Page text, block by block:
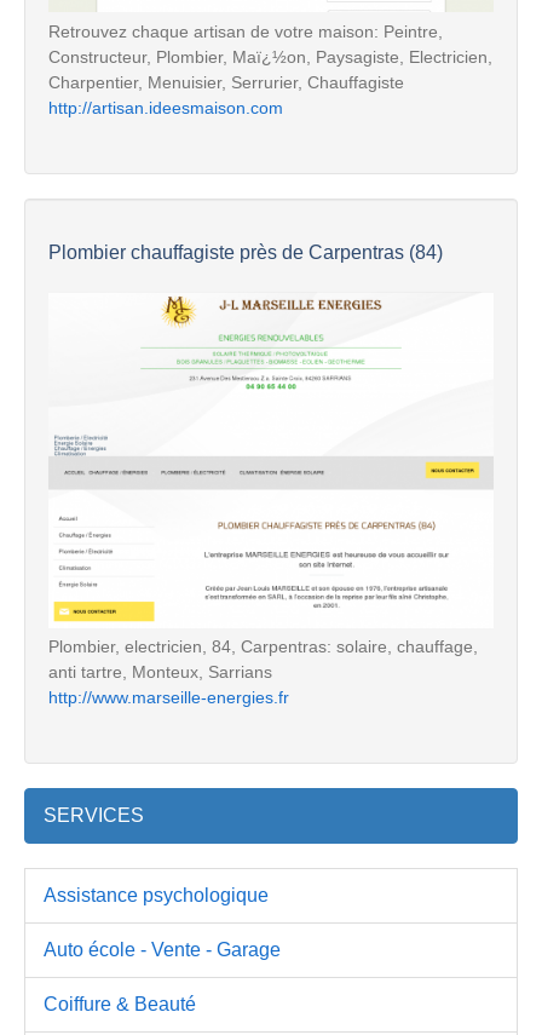
Retrouvez chaque artisan de votre maison: Peintre,
Constructeur, Plombier, Maï¿½on, Paysagiste, Electricien,
Charpentier, Menuisier, Serrurier, Chauffagiste
http://artisan.ideesmaison.com
Plombier chauffagiste près de Carpentras (84)
Plombier, electricien, 84, Carpentras: solaire, chauffage,
anti tartre, Monteux, Sarrians
http://www.marseille-energies.fr
SERVICES
Assistance psychologique
Auto école - Vente - Garage
Coiffure & Beauté